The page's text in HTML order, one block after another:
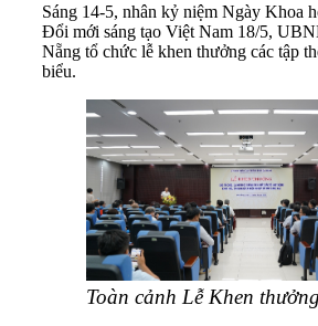
Sáng 14-5, nhân kỷ niệm Ngày Khoa
Đổi mới sáng tạo Việt Nam 18/5,
Nẵng tổ chức lễ khen thưởng các tập
biểu.
Toàn cảnh Lễ Khen thưởng